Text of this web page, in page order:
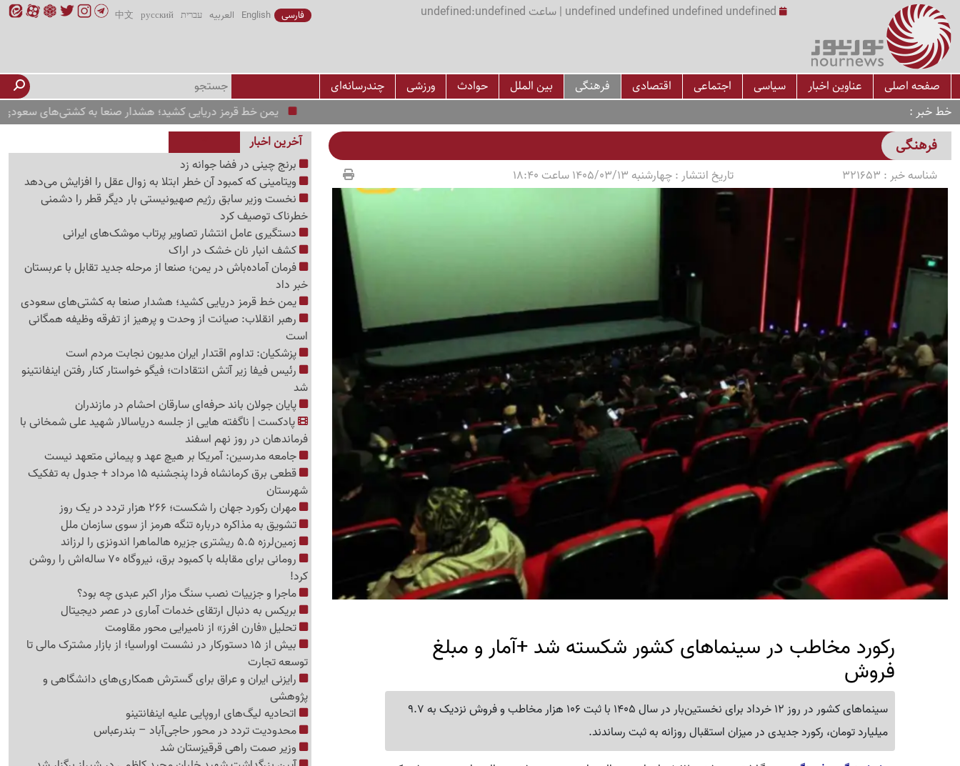
undefined undefined undefined undefined | ساعت undefined:undefined فارسی English العربیه עברית русский
中文
صفحه اصلی عناوین اخبار سیاسی اجتماعی اقتصادی فرهنگی بین الملل حوادث ورزشی
چندرسانه‌ای
خط خبر
یمن خط قرمز دریایی کشید؛ هشدار صنعا به کشتی‌های سعودی
فرهنگی
شناسه خبر : 321653 تاریخ انتشار :چهارشنبه 1405/03/13 ساعت 18:40
رکورد مخاطب در سینماهای کشور شکسته شد +آمار و مبلغ
فروش
سینماهای کشور در روز 12 خرداد برای نخستین‌بار در سال 1405 با ثبت 106 هزار مخاطب و فروش نزدیک به 9.7
میلیارد تومان، رکورد جدیدی در میزان استقبال روزانه به ثبت رساندند.
آخرین اخبار
برنج چینی در فضا جوانه زد
ویتامینی که کمبود آن خطر ابتلا به زوال عقل را افزایش می‌دهد
نخست وزیر سابق رژیم صهیونیستی بار دیگر قطر را دشمنی
خطرناک توصیف کرد
دستگیری عامل انتشار تصاویر پرتاب موشک‌های ایرانی
کشف انبار نان خشک در اراک
فرمان آماده‌باش در یمن؛ صنعا از مرحله جدید تقابل با عربستان
خبر داد
یمن خط قرمز دریایی کشید؛ هشدار صنعا به کشتی‌های سعودی
رهبر انقلاب: صیانت از وحدت و پرهیز از تفرقه وظیفه همگانی
است
پزشکیان: تداوم اقتدار ایران مدیون نجابت مردم است
رئیس فیفا زیر آتش انتقادات؛ فیگو خواستار کنار رفتن اینفانتینو
شد
پایان جولان باند حرفه‌ای سارقان احشام در مازندران
پادکست | ناگفته هایی از جلسه دریاسالار شهید علی شمخانی با
فرماندهان در روز نهم اسفند
جامعه مدرسین: آمریکا بر هیچ عهد و پیمانی متعهد نیست
قطعی برق کرمانشاه فردا پنجشنبه 15 مرداد + جدول به تفکیک
شهرستان
مهران رکورد جهان را شکست؛ 266 هزار تردد در یک روز
تشویق به مذاکره درباره تنگه هرمز از سوی سازمان ملل
زمین‌لرزه 5.5 ریشتری جزیره هالماهرا اندونزی را لرزاند
رومانی برای مقابله با کمبود برق، نیروگاه 70 ساله‌اش را روشن
کرد!
ماجرا و جزییات نصب سنگ مزار اکبر عبدی چه بود؟
بریکس به دنبال ارتقای خدمات آماری در عصر دیجیتال
تحلیل «فارن افرز» از نامیرایی محور مقاومت
بیش از 15 دستورکار در نشست اوراسیا؛ از بازار مشترک مالی تا
توسعه تجارت
رایزنی ایران و عراق برای گسترش همکاری‌های دانشگاهی و
پژوهشی
اتحادیه لیگ‌های اروپایی علیه اینفانتینو
محدودیت تردد در محور حاجی‌آباد – بندرعباس
وزیر صمت راهی قرقیزستان شد